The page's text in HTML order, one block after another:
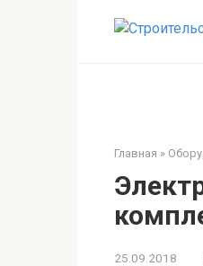
Главная »
25.09.2018